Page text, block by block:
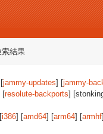
結果
jammy-updates] [jammy-
[resolute-backports]
i386] [amd64] [arm64] [armhf